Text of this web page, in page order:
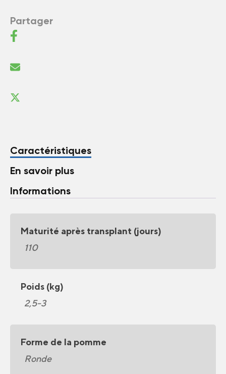
Partager
Caractéristiques
En savoir plus
Informations
Maturité après transplant (jours)
110
Poids (kg)
2,5-3
Forme de la pomme
Ronde